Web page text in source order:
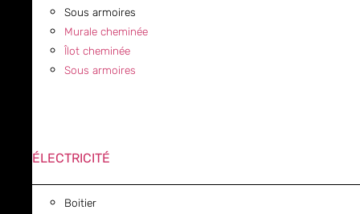
Sous armoires
Murale cheminée
Îlot cheminée
Sous armoires
ÉLECTRICITÉ
Boitier